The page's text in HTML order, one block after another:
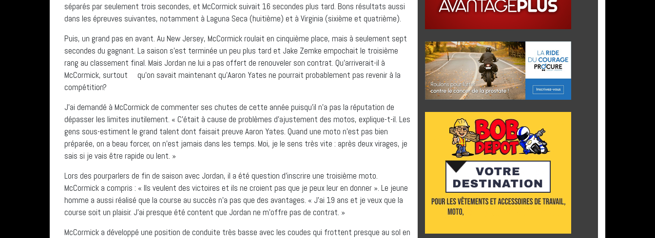
séparés par seulement trois secondes, et McCormick suivait 16 secondes plus tard. Bons résultats aussi
dans les épreuves suivantes, notamment à Laguna Seca (huitième) et à Virginia (sixième et quatrième).
Puis, un grand pas en avant. Au New Jersey, McCormick roulait en cinquième place, mais à seulement sept
secondes du gagnant. La saison s’est terminée un peu plus tard et Jake Zemke empochait le troisième
rang au classement final. Mais Jordan ne lui a pas offert de renouveler son contrat. Qu’arriverait-il à
McCormick, surtout qu’on savait maintenant qu’Aaron Yates ne pourrait probablement pas revenir à la
compétition?
J’ai demandé à McCormick de commenter ses chutes de cette année puisqu’il n’a pas la réputation de
dépasser les limites inutilement. « C’était à cause de problèmes d’ajustement des motos, explique-t-il. Les
gens sous-estiment le grand talent dont faisait preuve Aaron Yates. Quand une moto n’est pas bien
préparée, on a beau forcer, on n’est jamais dans les temps. Moi, je le sens très vite : après deux virages, je
sais si je vais être rapide ou lent. »
Lors des pourparlers de fin de saison avec Jordan, il a été question d’inscrire une troisième moto.
McCormick a compris : « Ils veulent des victoires et ils ne croient pas que je peux leur en donner ». Le jeune
homme a aussi réalisé que la course au succès n’a pas que des avantages. « J’ai 19 ans et je veux que la
course soit un plaisir. J’ai presque été content que Jordan ne m’offre pas de contrat. »
McCormick a développé une position de conduite très basse avec les coudes qui frottent presque au sol en